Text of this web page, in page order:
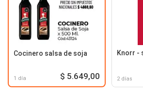
Cocinero salsa de soja
1 día $ 5.649,00
Knorr -
2 días